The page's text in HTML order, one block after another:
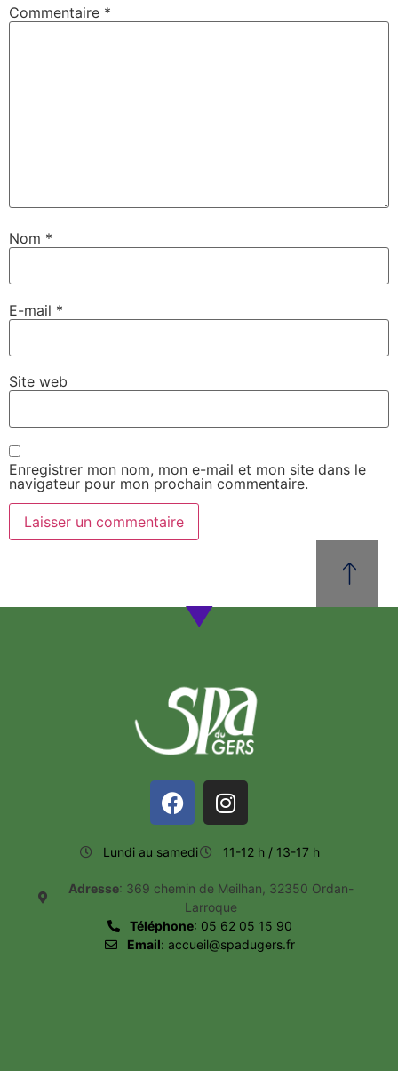
Commentaire *
Nom *
E-mail *
Site web
Enregistrer mon nom, mon e-mail et mon site dans le
navigateur pour mon prochain commentaire.
Lundi au samedi 11-12 h / 13-17 h
Adresse: 369 chemin de Meilhan, 32350 Ordan-
Larroque
Téléphone: 05 62 05 15 90
Email: accueil@spadugers.fr